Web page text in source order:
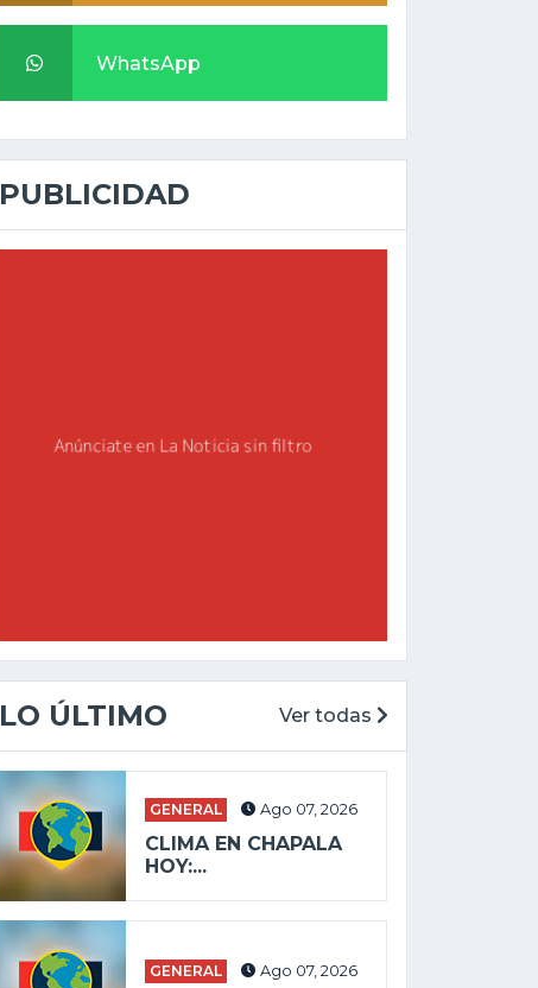
WhatsApp
PUBLICIDAD
LO ÚLTIMO Ver todas
GENERAL Ago 07, 2026
CLIMA EN CHAPALA
HOY:...
GENERAL Ago 07, 2026